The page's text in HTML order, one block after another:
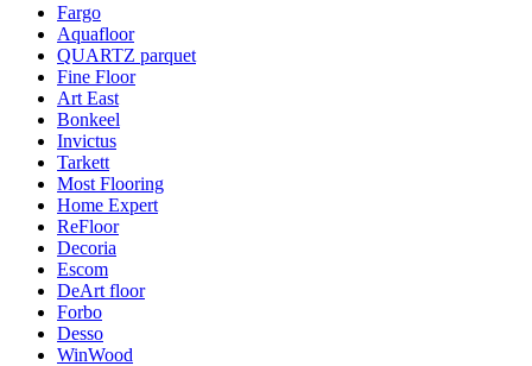
Fargo
Aquafloor
QUARTZ parquet
Fine Floor
Art East
Bonkeel
Invictus
Tarkett
Most Flooring
Home Expert
ReFloor
Decoria
Escom
DeArt floor
Forbo
Desso
WinWood